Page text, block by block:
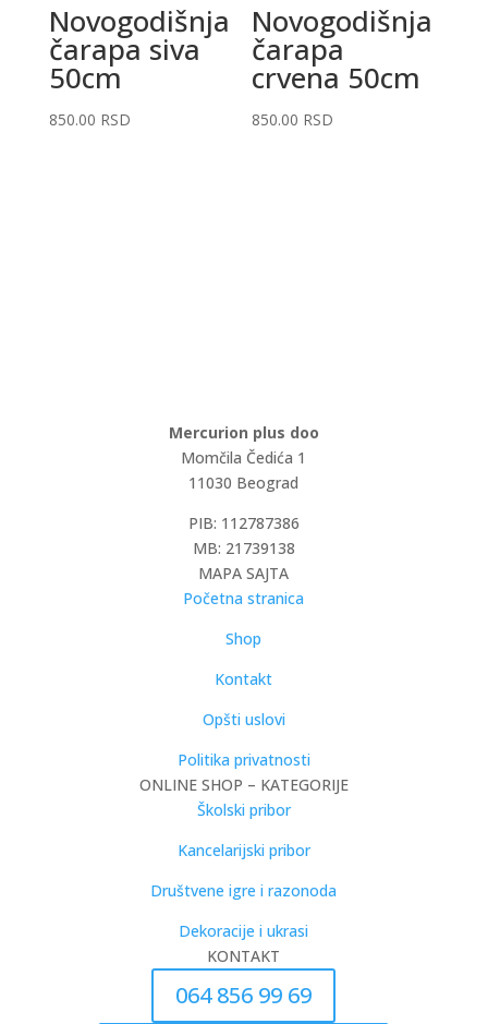
Novogodišnja
čarapa siva
50cm
850.00 RSD
Novogodišnja
čarapa
crvena 50cm
850.00 RSD
Mercurion plus doo
Momčila Čedića 1
11030 Beograd
PIB: 112787386
MB: 21739138
MAPA SAJTA
Početna stranica
Shop
Kontakt
Opšti uslovi
Politika privatnosti
ONLINE SHOP – KATEGORIJE
Školski pribor
Kancelarijski pribor
Društvene igre i razonoda
Dekoracije i ukrasi
KONTAKT
064 856 99 69